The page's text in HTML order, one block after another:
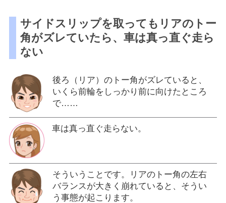
サイドスリップを取ってもリアのトー
角がズレていたら、車は真っ直ぐ走ら
ない
後ろ（リア）のトー角がズレていると、
いくら前輪をしっかり前に向けたところ
で……
車は真っ直ぐ走らない。
そういうことです。リアのトー角の左右
バランスが大きく崩れていると、そうい
う事態が起こります。